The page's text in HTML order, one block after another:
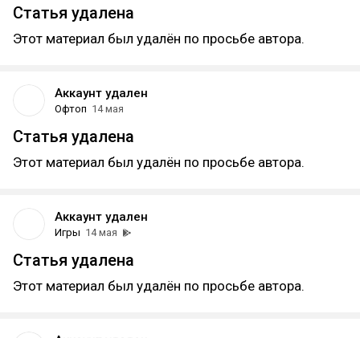
Статья удалена
Этот материал был удалён по просьбе автора.
Аккаунт удален
Офтоп 14 мая
Статья удалена
Этот материал был удалён по просьбе автора.
Аккаунт удален
Игры 14 мая
Статья удалена
Этот материал был удалён по просьбе автора.